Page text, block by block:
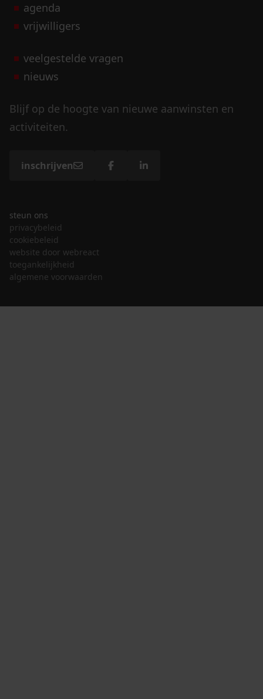
agenda
vrijwilligers
veelgestelde vragen
nieuws
Blijf op de hoogte van nieuwe aanwinsten en
activiteiten.
inschrijven
steun ons
privacybeleid
cookiebeleid
website door webreact
toegankelijkheid
algemene voorwaarden